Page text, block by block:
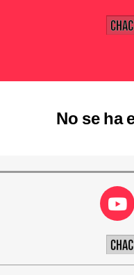
No se ha